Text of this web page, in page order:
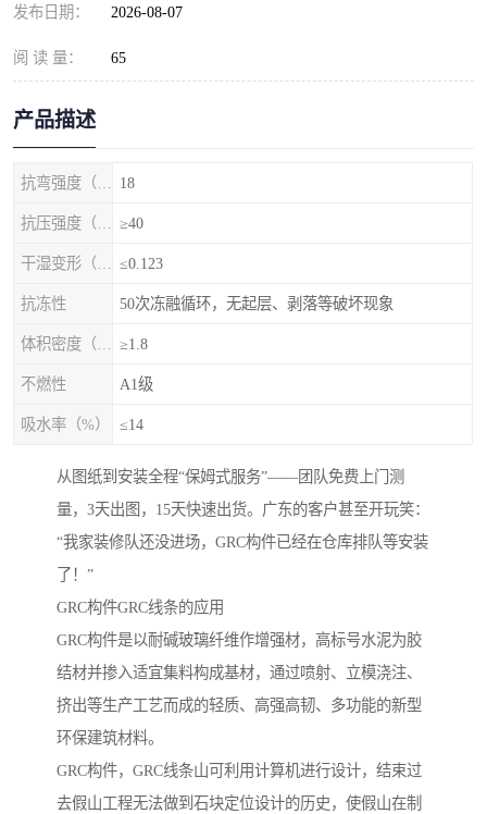
发布日期： 2026-08-07
阅 读 量： 65
产品描述
18
≥40
≤0.123
抗冻性 50次冻融循环，无起层、剥落等破坏现象
≥1.8
不燃性 A1级
吸水率（%） ≤14
从图纸到安装全程“保姆式服务”——团队免费上门测
量，3天出图，15天快速出货。广东的客户甚至开玩笑：
“我家装修队还没进场，GRC构件已经在仓库排队等安装
了！”
GRC构件GRC线条的应用
GRC构件是以耐碱玻璃纤维作增强材，高标号水泥为胶
结材并掺入适宜集料构成基材，通过喷射、立模浇注、
挤出等生产工艺而成的轻质、高强高韧、多功能的新型
环保建筑材料。
GRC构件，GRC线条山可利用计算机进行设计，结束过
去假山工程无法做到石块定位设计的历史，使假山在制